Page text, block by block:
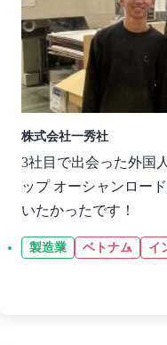
株式会社一秀社
3社目で出会った外国
ップ オーシャンロー
いたかったです！
製造業 ベトナム イ